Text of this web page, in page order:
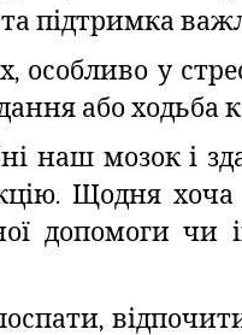
підтримка
особливо у
або ходьба
наш мозок і
Щодня хоча
допомоги чи